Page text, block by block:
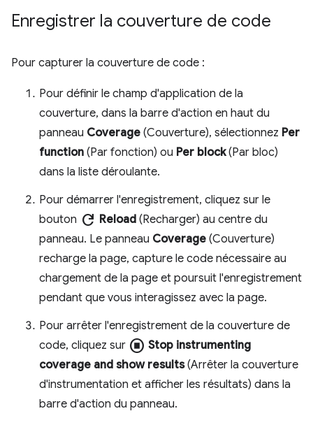
Enregistrer la couverture de code
Pour capturer la couverture de code :
Pour définir le champ d'application de la
couverture, dans la barre d'action en haut du
panneau Coverage (Couverture), sélectionnez Per
function (Par fonction) ou Per block(Par bloc)
dans la liste déroulante.
Pour démarrer l'enregistrement, cliquez sur le
bouton refresh Reload (Recharger) au centre du
panneau. Le panneau Coverage (Couverture)
recharge la page, capture le code nécessaire au
chargement de la page et poursuit l'enregistrement
pendant que vous interagissez avec la page.
Pour arrêter l'enregistrement de la couverture de
code, cliquez sur stop_circle Stop instrumenting
coverage and show results(Arrêter la couverture
d'instrumentation et afficher les résultats) dans la
barre d'action du panneau.